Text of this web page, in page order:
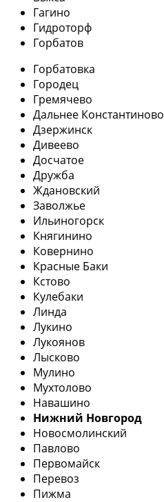
Гагино
Гидроторф
Горбатов
Горбатовка
Городец
Гремячево
Дальнее Константиново
Дзержинск
Дивеево
Досчатое
Дружба
Ждановский
Заволжье
Ильиногорск
Княгинино
Ковернино
Красные Баки
Кстово
Кулебаки
Линда
Лукино
Лукоянов
Лысково
Мулино
Мухтолово
Навашино
Нижний Новгород
Новосмолинский
Павлово
Первомайск
Перевоз
Пижма